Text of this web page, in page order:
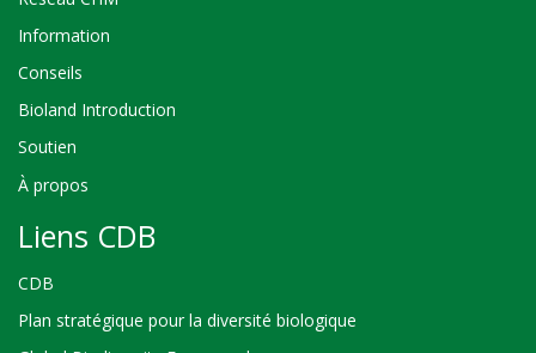
Information
Conseils
Bioland Introduction
Soutien
À propos
Liens CDB
CDB
Plan stratégique pour la diversité biologique